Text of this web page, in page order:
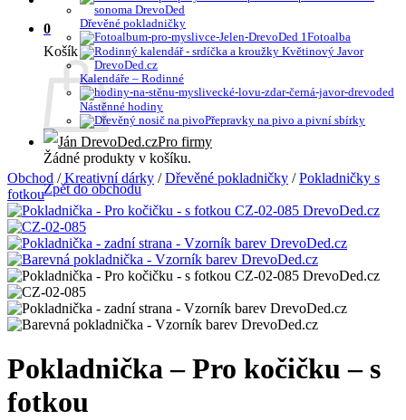
0
Košík
Žádné produkty v košíku.
Zpět do obchodu
Dřevěné pokladničky
Fotoalba
Kalendáře – Rodinné
Nástěnné hodiny
Přepravky na pivo a pivní sbírky
Pro firmy
Obchod / Kreativní dárky / Dřevěné pokladničky / Pokladničky s
fotkou
Pokladnička – Pro kočičku – s
fotkou